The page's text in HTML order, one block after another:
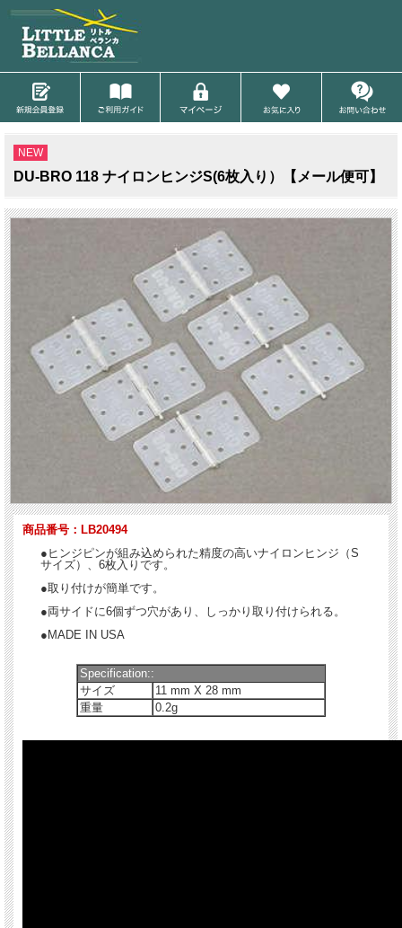
NEW
DU-BRO 118 ナイロンヒンジS(6枚入り）【メール便可】
商品番号：LB20494
●ヒンジピンが組み込められた精度の高いナイロンヒンジ（S
サイズ）、6枚入りです。
●取り付けが簡単です。
●両サイドに6個ずつ穴があり、しっかり取り付けられる。
●MADE IN USA
Specification::
サイズ
11 mm X 28 mm
重量
0.2g